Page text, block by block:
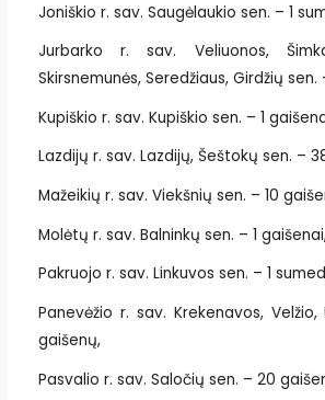
Joniškio r. sav. Saugėlaukio sen. – 1
Jurbarko r. sav. Veliuonos,
Skirsnemunės, Seredžiaus, Girdžių
Kupiškio r. sav. Kupiškio sen. – 1
Lazdijų r. sav. Lazdijų, Šeštokų sen. –
Mažeikių r. sav. Viekšnių sen. – 10
Molėtų r. sav. Balninkų sen. – 1
Pakruojo r. sav. Linkuvos sen. – 1
Panevėžio r. sav. Krekenavos,
gaišenų,
Pasvalio r. sav. Saločių sen. – 20